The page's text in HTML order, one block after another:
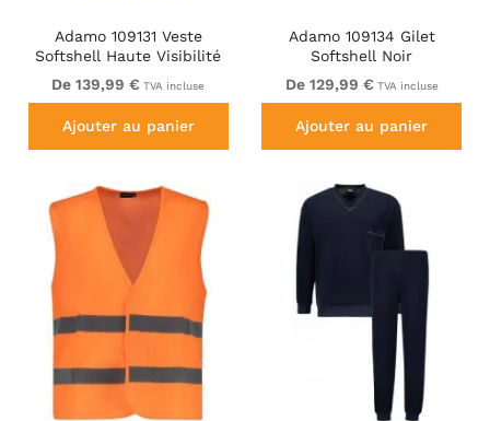
Adamo 109131 Veste
Softshell Haute Visibilité
Jaune
De 139,99 € TVA incluse
Ajouter au panier
Adamo 109134 Gilet
Softshell Noir
De 129,99 € TVA incluse
Ajouter au panier